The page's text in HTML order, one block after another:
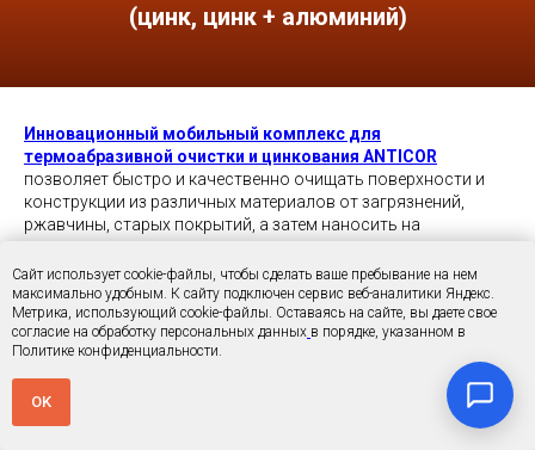
(цинк, цинк + алюминий)
Инновационный мобильный комплекс для
термоабразивной очистки и цинкования ANTICOR
позволяет быстро и качественно очищать поверхности и
конструкции из различных материалов от загрязнений,
ржавчины, старых покрытий, а затем наносить на
цинка или цинк-алюминия.
ANTICOR сочетает в себе две ключевые операции —
подготовку поверхности и нанесение покрытия, что
обеспечивает комплексную защиту металлоконструкций
любого размера и формы. Эффективность работы
установки по очистке в 2–3 раза выше традиционных
пескоструйных аппаратов, а качество покрытия
Сайт использует cookie-файлы, чтобы сделать ваше пребывание на нем
максимально удобным. К cайту подключен сервис веб-аналитики Яндекс.
Метрика, использующий cookie-файлы. Оставаясь на сайте, вы даете свое
согласие на обработку персональных данных в порядке, указанном в
Политике конфиденциальности.
OK